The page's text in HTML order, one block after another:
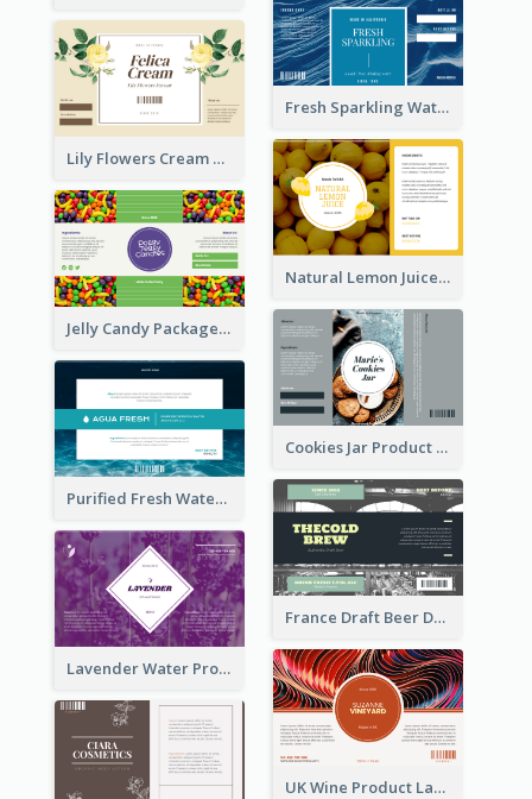
Fresh Sparkling Water Label
Lily Flowers Cream Product Label
Natural Lemon Juice Label
Jelly Candy Package Label
Cookies Jar Product Label
Purified Fresh Water Drink Label
France Draft Beer Drink Label
Lavender Water Product Label
UK Wine Product Label